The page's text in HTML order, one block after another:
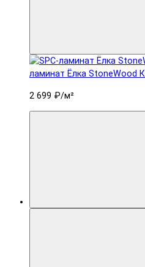
ламинат Ëлка StoneWood
2 699 ₽/м²